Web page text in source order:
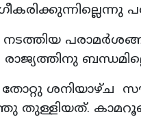
ശനിയാഴ്ച
തുള്ളിയത്.